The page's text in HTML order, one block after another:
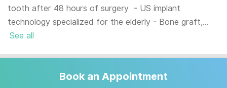
tooth after 48 hours of surgery - US implant
technology specialized for the elderly - Bone graft,...
See all
Book an Appointment